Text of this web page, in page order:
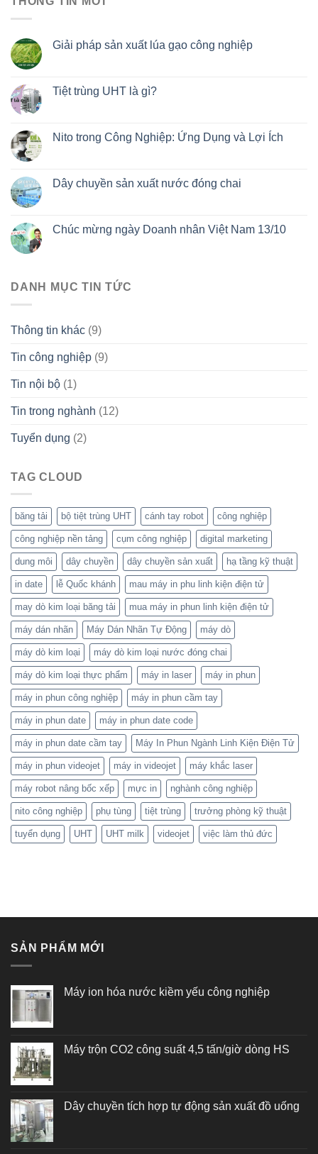
Giải pháp sản xuất lúa gạo công nghiệp
Tiệt trùng UHT là gì?
Nito trong Công Nghiệp: Ứng Dụng và Lợi Ích
Dây chuyền sản xuất nước đóng chai
Chúc mừng ngày Doanh nhân Việt Nam 13/10
DANH MỤC TIN TỨC
Thông tin khác (9)
Tin công nghiệp (9)
Tin nội bộ (1)
Tin trong nghành (12)
Tuyển dụng (2)
TAG CLOUD
băng tải bộ tiệt trùng UHT cánh tay robot công nghiệp
công nghiệp nền tảng cụm công nghiệp digital marketing
dung môi dây chuyền dây chuyền sản xuất hạ tầng kỹ thuật
in date lễ Quốc khánh mau máy in phu linh kiện điện tử
may dò kim loại băng tải mua máy in phun linh kiện điện tử
máy dán nhãn Máy Dán Nhãn Tự Động máy dò
máy dò kim loại máy dò kim loại nước đóng chai
máy dò kim loại thực phẩm máy in laser máy in phun
máy in phun công nghiệp máy in phun cầm tay
máy in phun date máy in phun date code
máy in phun date cầm tay Máy In Phun Ngành Linh Kiện Điện Tử
máy in phun videojet máy in videojet máy khắc laser
máy robot nâng bốc xếp mực in nghành công nghiệp
nito công nghiệp phụ tùng tiệt trùng trưởng phòng kỹ thuật
tuyển dụng UHT UHT milk videojet việc làm thủ đức
SẢN PHẨM MỚI
Máy ion hóa nước kiềm yếu công nghiệp
Máy trộn CO2 công suất 4,5 tấn/giờ dòng HS
Dây chuyền tích hợp tự động sản xuất đồ uống